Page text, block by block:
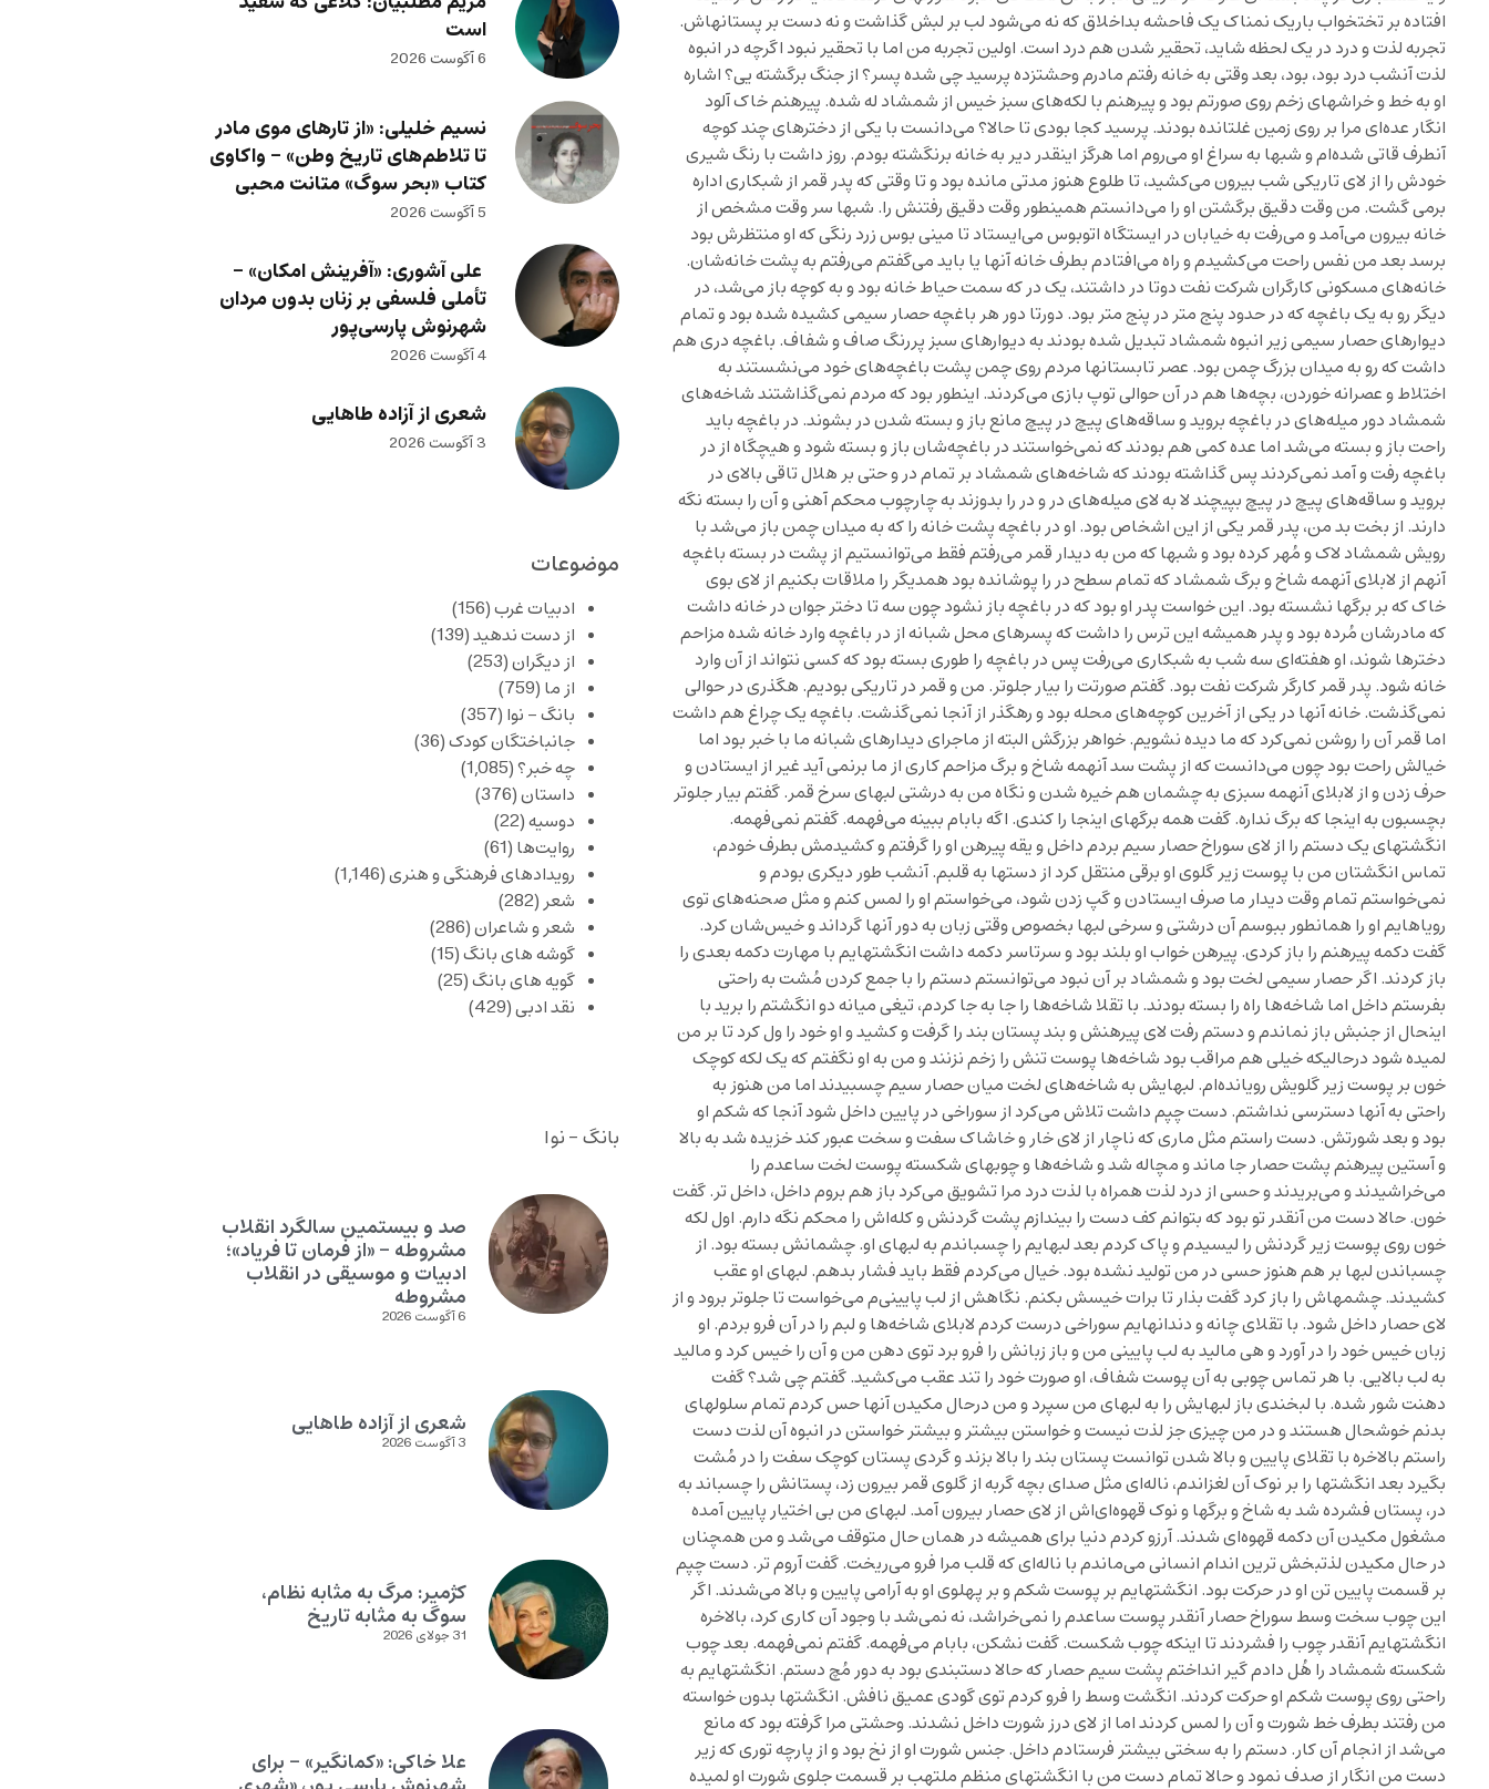
افتاده بر تختخواب باریک نمناک یک فاحشه بداخلاق که نه می‌شود لب بر لبش گذاشت و نه دست بر پستانهاش.
تجربه لذت و درد در یک لحظه شاید، تحقیر شدن هم درد است. اولین تجربه من اما با تحقیر نبود اگرچه در انبوه
لذت آنشب درد بود، بود، بعد وقتی به خانه رفتم مادرم وحشتزده پرسید چی شده پسر؟ از جنگ برگشته یی؟ اشاره
او به خط و خراشهای زخم روی صورتم بود و پیرهنم با لکه‌های سبز خیس از شمشاد له شده. پیرهنم خاک آلود
انگار عده‌ای مرا بر روی زمین غلتانده بودند. پرسید کجا بودی تا حالا؟ می‌دانست با یکی از دخترهای چند کوچه
آنطرف قاتی شده‌ام و شبها به سراغ او می‌روم اما هرگز اینقدر دیر به خانه برنگشته بودم. روز داشت با رنگ شیری
خودش را از لای تاریکی شب بیرون می‌کشید، تا طلوع هنوز مدتی مانده بود و تا وقتی که پدر قمر از شبکاری اداره
برمی گشت. من وقت دقیق برگشتن او را می‌دانستم همینطور وقت دقیق رفتنش را. شبها سر وقت مشخص از
خانه بیرون می‌آمد و می‌رفت به خیابان در ایستگاه اتوبوس می‌ایستاد تا مینی بوس زرد رنگی که او منتظرش بود
برسد بعد من نفس راحت می‌کشیدم و راه می‌افتادم بطرف خانه آنها یا باید می‌گفتم می‌رفتم به پشت خانه‌شان.
خانه‌های مسکونی کارگران شرکت نفت دوتا در داشتند، یک در که سمت حیاط خانه بود و به کوچه باز می‌شد، در
دیگر رو به یک باغچه که در حدود پنج متر در پنج متر بود. دورتا دور هر باغچه حصار سیمی کشیده شده بود و تمام
دیوارهای حصار سیمی زیر انبوه شمشاد تبدیل شده بودند به دیوارهای سبز پررنگ صاف و شفاف. باغچه دری هم
داشت که رو به میدان بزرگ چمن بود. عصر تابستانها مردم روی چمن پشت باغچه‌های خود می‌نشستند به
اختلاط و عصرانه خوردن، بچه‌ها هم در آن حوالی توپ بازی می‌کردند. اینطور بود که مردم نمی‌گذاشتند شاخه‌های
شمشاد دور میله‌های در باغچه بروید و ساقه‌های پیچ در پیچ مانع باز و بسته شدن در بشوند. در باغچه باید
راحت باز و بسته می‌شد اما عده کمی هم بودند که نمی‌خواستند در باغچه‌شان باز و بسته شود و هیچگاه از در
باغچه رفت و آمد نمی‌کردند پس گذاشته بودند که شاخه‌های شمشاد بر تمام در و حتی بر هلال تاقی بالای در
بروید و ساقه‌های پیچ در پیچ بپیچند لا به لای میله‌های در و در را بدوزند به چارچوب محکم آهنی و آن را بسته نگه
دارند. از بخت بد من، پدر قمر یکی از این اشخاص بود. او در باغچه پشت خانه را که به میدان چمن باز می‌شد با
رویش شمشاد لاک و مُهر کرده بود و شبها که من به دیدار قمر می‌رفتم فقط می‌توانستیم از پشت در بسته باغچه
آنهم از لابلای آنهمه شاخ و برگ شمشاد که تمام سطح در را پوشانده بود همدیگر را ملاقات بکنیم از لای بوی
خاک که بر برگها نشسته بود. این خواست پدر او بود که در باغچه باز نشود چون سه تا دختر جوان در خانه داشت
که مادرشان مُرده بود و پدر همیشه این ترس را داشت که پسرهای محل شبانه از در باغچه وارد خانه شده مزاحم
دخترها شوند، او هفته‌ای سه شب به شبکاری می‌رفت پس در باغچه را طوری بسته بود که کسی نتواند از آن وارد
خانه شود. پدر قمر کارگر شرکت نفت بود. گفتم صورتت را بیار جلوتر. من و قمر در تاریکی بودیم. هگذری در حوالی
نمی‌گذشت. خانه آنها در یکی از آخرین کوچه‌های محله بود و رهگذر از آنجا نمی‌گذشت. باغچه یک چراغ هم داشت
اما قمر آن را روشن نمی‌کرد که ما دیده نشویم. خواهر بزرگش البته از ماجرای دیدارهای شبانه ما با خبر بود اما
خیالش راحت بود چون می‌دانست که از پشت سد آنهمه شاخ و برگ مزاحم کاری از ما برنمی آید غیر از ایستادن و
حرف زدن و از لابلای آنهمه سبزی به چشمان هم خیره شدن و نگاه من به درشتی لبهای سرخ قمر. گفتم بیار جلوتر
بچسبون به اینجا که برگ نداره. گفت همه برگهای اینجا را کندی. اگه بابام ببینه می‌فهمه. گفتم نمی‌فهمه.
انگشتهای یک دستم را از لای سوراخ حصار سیم بردم داخل و یقه پیرهن او را گرفتم و کشیدمش بطرف خودم،
تماس انگشتان من با پوست زیر گلوی او برقی منتقل کرد از دستها به قلبم. آنشب طور دیکری بودم و
نمی‌خواستم تمام وقت دیدار ما صرف ایستادن و گپ زدن شود، می‌خواستم او را لمس کنم و مثل صحنه‌های توی
رویاهایم او را همانطور ببوسم آن درشتی و سرخی لبها بخصوص وقتی زبان به دور آنها گرداند و خیس‌شان کرد.
گفت دکمه پیرهنم را باز کردی. پیرهن خواب او بلند بود و سرتاسر دکمه داشت انگشتهایم با مهارت دکمه بعدی را
باز کردند. اگر حصار سیمی لخت بود و شمشاد بر آن نبود می‌توانستم دستم را با جمع کردن مُشت به راحتی
بفرستم داخل اما شاخه‌ها راه را بسته بودند. با تقلا شاخه‌ها را جا به جا کردم، تیغی میانه دو انگشتم را برید با
اینحال از جنبش باز نماندم و دستم رفت لای پیرهنش و بند پستان بند را گرفت و کشید و او خود را ول کرد تا بر من
لمیده شود درحالیکه خیلی هم مراقب بود شاخه‌ها پوست تنش را زخم نزنند و من به او نگفتم که یک لکه کوچک
خون بر پوست زیر گلویش رویانده‌ام. لبهایش به شاخه‌های لخت میان حصار سیم چسبیدند اما من هنوز به
راحتی به آنها دسترسی نداشتم. دست چپم داشت تلاش می‌کرد از سوراخی در پایین داخل شود آنجا که شکم او
بود و بعد شورتش. دست راستم مثل ماری که ناچار از لای خار و خاشاک سفت و سخت عبور کند خزیده شد به بالا
و آستین پیرهنم پشت حصار جا ماند و مچاله شد و شاخه‌ها و چوبهای شکسته پوست لخت ساعدم را
می‌خراشیدند و می‌بریدند و حسی از درد لذت همراه با لذت درد مرا تشویق می‌کرد باز هم بروم داخل، داخل تر. گفت
خون. حالا دست من آنقدر تو بود که بتوانم کف دست را بیندازم پشت گردنش و کله‌اش را محکم نگه دارم. اول لکه
خون روی پوست زیر گردنش را لیسیدم و پاک کردم بعد لبهایم را چسباندم به لبهای او. چشمانش بسته بود. از
چسباندن لبها بر هم هنوز حسی در من تولید نشده بود. خیال می‌کردم فقط باید فشار بدهم. لبهای او عقب
کشیدند. چشمهاش را باز کرد گفت بذار تا برات خیسش بکنم. نگاهش از لب پایینی‌م می‌خواست تا جلوتر برود و از
لای حصار داخل شود. با تقلای چانه و دندانهایم سوراخی درست کردم لابلای شاخه‌ها و لبم را در آن فرو بردم. او
زبان خیس خود را در آورد و هی مالید به لب پایینی من و باز زبانش را فرو برد توی دهن من و آن را خیس کرد و مالید
به لب بالایی. با هر تماس چوبی به آن پوست شفاف، او صورت خود را تند عقب می‌کشید. گفتم چی شد؟ گفت
دهنت شور شده. با لبخندی باز لبهایش را به لبهای من سپرد و من درحال مکیدن آنها حس کردم تمام سلولهای
بدنم خوشحال هستند و در من چیزی جز لذت نیست و خواستن بیشتر و بیشتر خواستن در انبوه آن لذت دست
راستم بالاخره با تقلای پایین و بالا شدن توانست پستان بند را بالا بزند و گردی پستان کوچک سفت را در مُشت
بگیرد بعد انگشتها را بر نوک آن لغزاندم، ناله‌ای مثل صدای بچه گربه از گلوی قمر بیرون زد، پستانش را چسباند به
در، پستان فشرده شد به شاخ و برگها و نوک قهوه‌ای‌اش از لای حصار بیرون آمد. لبهای من بی اختیار پایین آمده
مشغول مکیدن آن دکمه قهوه‌ای شدند. آرزو کردم دنیا برای همیشه در همان حال متوقف می‌شد و من همچنان
در حال مکیدن لذتبخش ترین اندام انسانی می‌ماندم با ناله‌ای که قلب مرا فرو می‌ریخت. گفت آروم تر. دست چپم
بر قسمت پایین تن او در حرکت بود. انگشتهایم بر پوست شکم و بر پهلوی او به آرامی پایین و بالا می‌شدند. اگر
این چوب سخت وسط سوراخ حصار آنقدر پوست ساعدم را نمی‌خراشد، نه نمی‌شد با وجود آن کاری کرد، بالاخره
انگشتهایم آنقدر چوب را فشردند تا اینکه چوب شکست. گفت نشکن، بابام می‌فهمه. گفتم نمی‌فهمه. بعد چوب
شکسته شمشاد را هُل دادم گیر انداختم پشت سیم حصار که حالا دستبندی بود به دور مُچ دستم. انگشتهایم به
راحتی روی پوست شکم او حرکت کردند. انگشت وسط را فرو کردم توی گودی عمیق نافش. انگشتها بدون خواسته
من رفتند بطرف خط شورت و آن را لمس کردند اما از لای درز شورت داخل نشدند. وحشتی مرا گرفته بود که مانع
می‌شد از انجام آن کار. دستم را به سختی بیشتر فرستادم داخل. جنس شورت او از نخ بود و از پارچه توری که زیر
دست من انگار از صدف نمود و حالا تمام دست من با انگشتهای منظم ملتهب بر قسمت جلوی شورت او لمیده
است
6 آگوست 2026
نسیم خلیلی: «از تارهای موی مادر
تا تلاطم‌های تاریخ وطن» – واکاوی
کتاب «بحر سوگ» متانت محبی
5 آگوست 2026
علی آشوری: «آفرینش امکان» –
تأملی فلسفی بر زنان بدون مردان
شهرنوش پارسی‌پور
4 آگوست 2026
شعری از آزاده طاهایی
3 آگوست 2026
موضوعات
ادبیات غرب(156)
از دست ندهید(139)
از دیگران(253)
از ما (759)
بانگ – نوا (357)
جانباختگان کودک(36)
چه خبر؟(1,085)
داستان(376)
دوسیه(22)
روایت‌ها (61)
رویدادهای فرهنگی و هنری(1,146)
شعر(282)
شعر و شاعران(286)
گوشه های بانگ(15)
گویه های بانگ(25)
نقد ادبی(429)
بانگ - نوا
صد و بیستمین سالگرد انقلاب
مشروطه – «از فرمان تا فریاد»؛
ادبیات و موسیقی در انقلاب
مشروطه
6 آگوست 2026
شعری از آزاده طاهایی
3 آگوست 2026
کژمیر: مرگ به مثابه نظام،
سوگ به مثابه تاریخ
31 جولای 2026
علا خاکی: «کمانگیر» – برای